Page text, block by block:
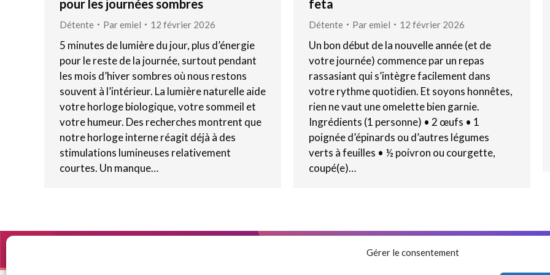
Gérer le consentement
pour les journées sombres
Détente Paremiel 12 février 2026
5 minutes de lumière du jour, plus d’énergie
pour le reste de la journée, surtout pendant
les mois d’hiver sombres où nous restons
souvent à l’intérieur. La lumière naturelle aide
votre horloge biologique, votre sommeil et
votre humeur. Des recherches montrent que
notre horloge interne réagit déjà à des
stimulations lumineuses relativement
courtes. Un manque…
feta
Détente Paremiel 12 février 2026
Un bon début de la nouvelle année (et de
votre journée) commence par un repas
rassasiant qui s’intègre facilement dans
votre rythme quotidien. Et soyons honnêtes,
rien ne vaut une omelette bien garnie.
Ingrédients (1 personne) • 2 œufs • 1
poignée d’épinards ou d’autres légumes
verts à feuilles • ½ poivron ou courgette,
coupé(e)…
Nos partenaires Clause de non-